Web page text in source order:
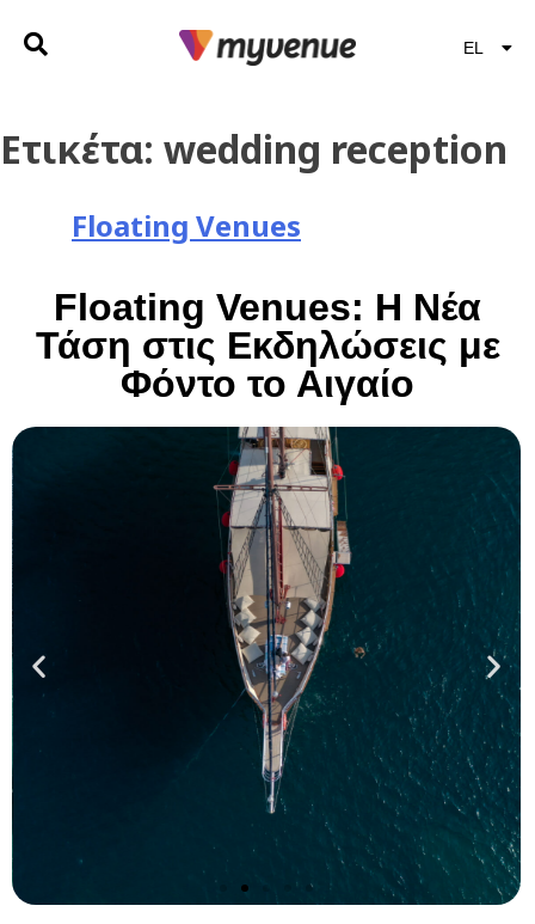
EL
EN
Ετικέτα: wedding reception
Floating Venues
Floating Venues: Η Νέα
Τάση στις Εκδηλώσεις με
Φόντο το Αιγαίο